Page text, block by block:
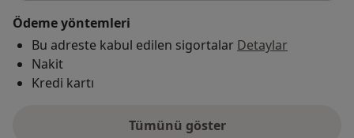
Ödeme yöntemleri
Bu adreste kabul edilen sigortalar Detaylar
Nakit
Kredi kartı
Tümünü göster
adres hakkında